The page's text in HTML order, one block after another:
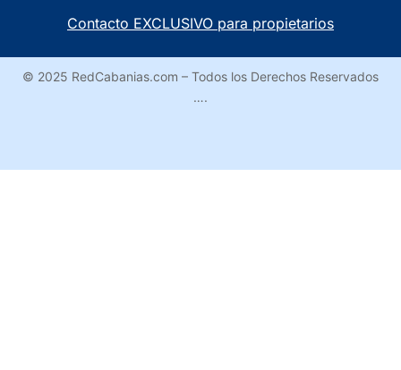
Contacto EXCLUSIVO para propietarios
© 2025 RedCabanias.com – Todos los Derechos Reservados
….